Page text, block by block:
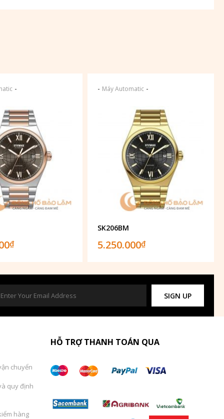
-
₫
- Máy Automatic -
SK206BM
5.250.000₫
SIGN UP
chuyển
quy định
hàng
HỖ TRỢ THANH TOÁN QUA